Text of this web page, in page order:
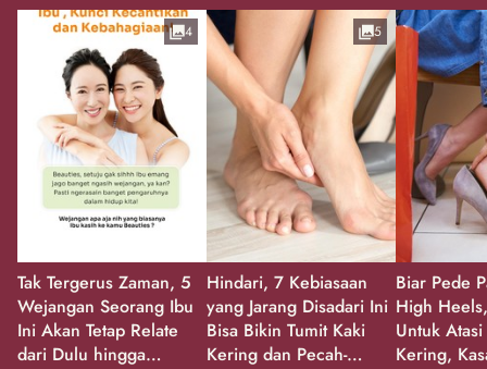
Tak Tergerus Zaman, 5
Wejangan Seorang Ibu
Ini Akan Tetap Relate
dari Dulu hingga
4
Hindari, 7 Kebiasaan
yang Jarang Disadari Ini
Bisa Bikin Tumit Kaki
Kering dan Pecah-
5
Biar Pede
High
Untuk
Kering,